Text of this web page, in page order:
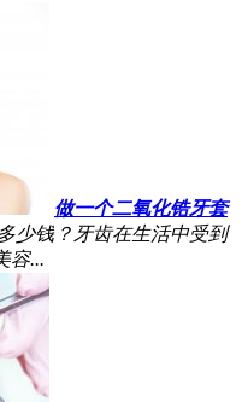
做一个二氧化锆牙套
少钱？牙齿在生活中受到
容...